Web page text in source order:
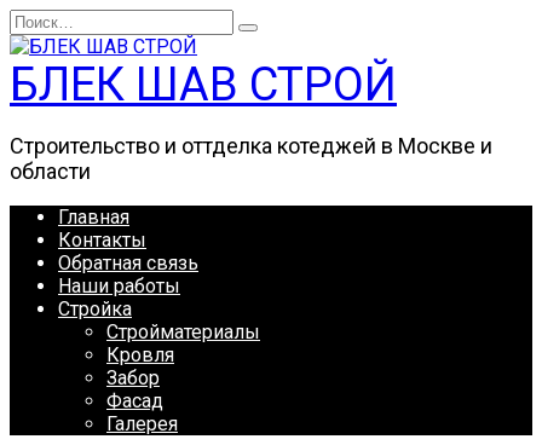
Перейти
к
содержанию
Search
for:
БЛЕК ШАВ СТРОЙ
Строительство и оттделка котеджей в Москве и
области
Главная
Контакты
Обратная связь
Наши работы
Стройка
Стройматериалы
Кровля
Забор
Фасад
Галерея